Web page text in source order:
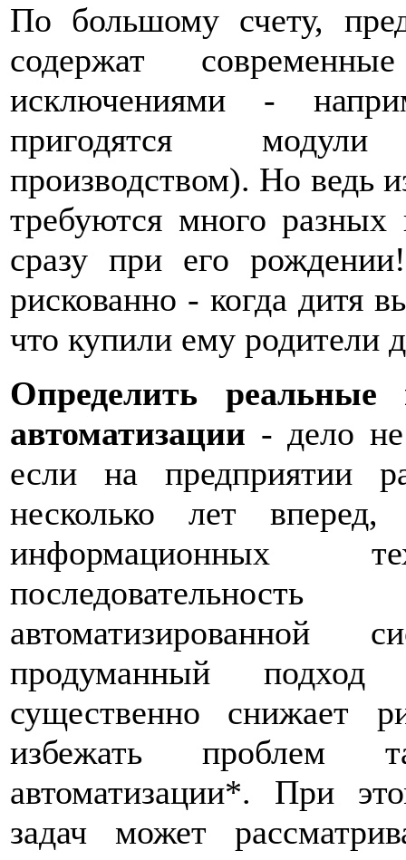
По большому счету,
содержат
исключениями -
пригодятся
производством). Но ведь
требуются много
сразу при его
рискованно - когда дитя
что купили ему родители
Определить реальные
автоматизации - дело
если на предприятии
несколько лет
информационных
автоматизированной
продуманный
существенно
избежать проблем
автоматизации*. При
задач может